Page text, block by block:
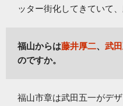
ッター街化してきていて
福山からは藤井厚二、 武
のですか。
福山市章は武田五一がデ